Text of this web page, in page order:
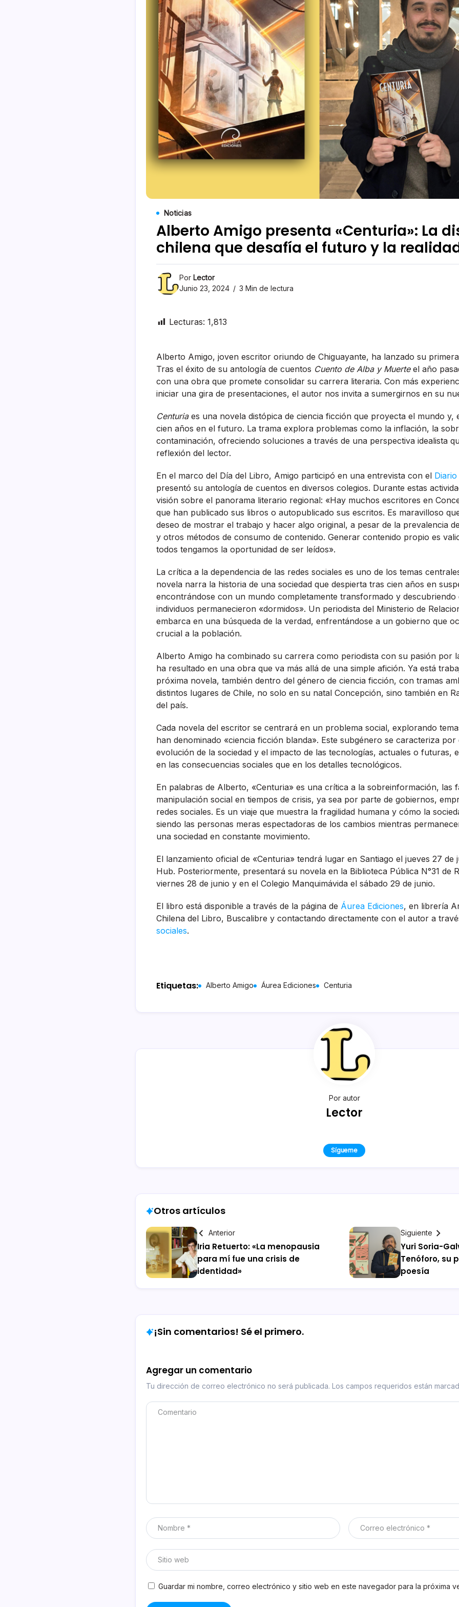
Noticias
Alberto Amigo presenta «Centuria»: La
chilena que desafía el futuro y la
Por Lector
Junio 23, 2024
3 Min de lectura
Lecturas: 1,813
Alberto Amigo, joven escritor oriundo de Chiguayante, ha lanzado su
Tras el éxito de su antología de cuentos Cuento de Alba y Muerteel año
con una obra que promete consolidar su carrera literaria. Con más
iniciar una gira de presentaciones, el autor nos invita a sumergirnos en su
Centuriaes una novela distópica de ciencia ficción que proyecta el mundo y,
cien años en el futuro. La trama explora problemas como la inflación, la
contaminación, ofreciendo soluciones a través de una perspectiva idealista
reflexión del lector.
En el marco del Día del Libro, Amigo participó en una entrevista con el
presentó su antología de cuentos en diversos colegios. Durante estas
visión sobre el panorama literario regional: «Hay muchos escritores en
que han publicado sus libros o autopublicado sus escritos. Es maravilloso
deseo de mostrar el trabajo y hacer algo original, a pesar de la prevalencia
y otros métodos de consumo de contenido. Generar contenido propio es
todos tengamos la oportunidad de ser leídos».
La crítica a la dependencia de las redes sociales es uno de los temas
novela narra la historia de una sociedad que despierta tras cien años en
encontrándose con un mundo completamente transformado y descubriendo
individuos permanecieron «dormidos». Un periodista del Ministerio de
embarca en una búsqueda de la verdad, enfrentándose a un gobierno que
crucial a la población.
Alberto Amigo ha combinado su carrera como periodista con su pasión por
ha resultado en una obra que va más allá de una simple afición. Ya está
próxima novela, también dentro del género de ciencia ficción, con tramas
distintos lugares de Chile, no solo en su natal Concepción, sino también en
del país.
Cada novela del escritor se centrará en un problema social, explorando
han denominado «ciencia ficción blanda». Este subgénero se caracteriza
evolución de la sociedad y el impacto de las tecnologías, actuales o futuras,
en las consecuencias sociales que en los detalles tecnológicos.
En palabras de Alberto, «Centuria» es una crítica a la sobreinformación, las
manipulación social en tiempos de crisis, ya sea por parte de gobiernos,
redes sociales. Es un viaje que muestra la fragilidad humana y cómo la
siendo las personas meras espectadoras de los cambios mientras
una sociedad en constante movimiento.
El lanzamiento oficial de «Centuria» tendrá lugar en Santiago el jueves 27 de
Hub. Posteriormente, presentará su novela en la Biblioteca Pública N°31 de
viernes 28 de junio y en el Colegio Manquimávida el sábado 29 de junio.
El libro está disponible a través de la página de Áurea Ediciones, en librería
Chilena del Libro, Buscalibre y contactando directamente con el autor a
sociales.
Etiquetas: Alberto Amigo Áurea Ediciones Centuria
Por autor
Lector
Sígueme
Otros artículos
Anterior
Iria Retuerto: «La menopausia
para mí fue una crisis de
identidad»
Siguiente
Yuri Soria-
Tenóforo, su
poesía
¡Sin comentarios! Sé el primero.
Agregar un comentario
Tu dirección de correo electrónico no será publicada. Los campos requeridos están
Guardar mi nombre, correo electrónico y sitio web en este navegador para la próxima